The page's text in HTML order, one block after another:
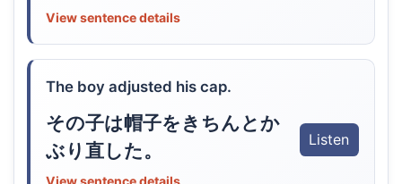
View sentence details
The boy adjusted his cap.
その子は帽子をきちんとか
ぶり直した。
Listen
View sentence details